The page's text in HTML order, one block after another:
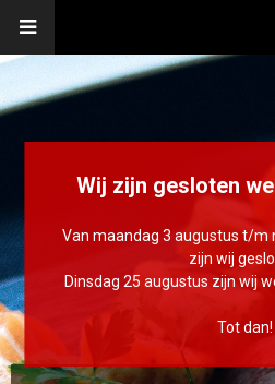
Wij zijn gesloten
Van maandag 3 augustus t/m
zijn wij
Dinsdag 25 augustus zijn wij
Tot dan!